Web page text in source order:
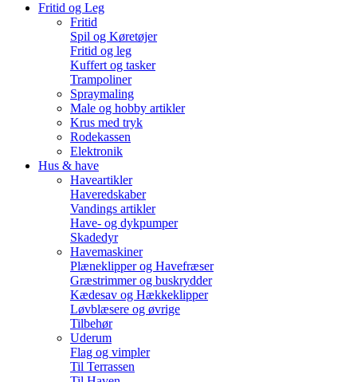
Fritid og Leg
Fritid
Spil og Køretøjer
Fritid og leg
Kuffert og tasker
Trampoliner
Spraymaling
Male og hobby artikler
Krus med tryk
Rodekassen
Elektronik
Hus & have
Haveartikler
Haveredskaber
Vandings artikler
Have- og dykpumper
Skadedyr
Havemaskiner
Plæneklipper og Havefræser
Græstrimmer og buskrydder
Kædesav og Hækkeklipper
Løvblæsere og øvrige
Tilbehør
Uderum
Flag og vimpler
Til Terrassen